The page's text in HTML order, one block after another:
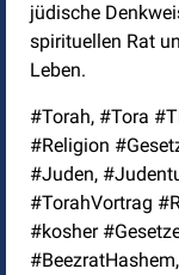
jüdische
spirituellen Rat
Leben.
#Torah, #Tora
#Religion
#Juden,
#TorahVortrag
#kosher